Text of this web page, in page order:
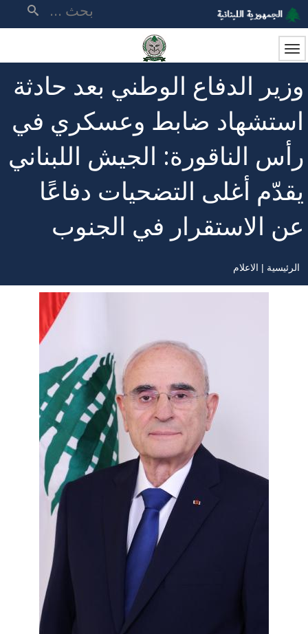
تجاوز
إلى
المحتوى
الرئيسي
وزير الدفاع الوطني بعد حادثة
استشهاد ضابط وعسكري في
رأس الناقورة: الجيش اللبناني
يقدّم أغلى التضحيات دفاعًا
عن الاستقرار في الجنوب
مسار
الرئيسية الاعلام